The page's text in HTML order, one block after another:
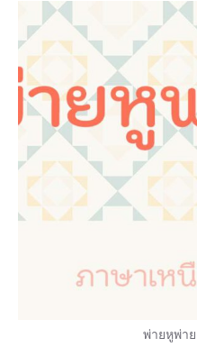
พ่ายหูพ่า